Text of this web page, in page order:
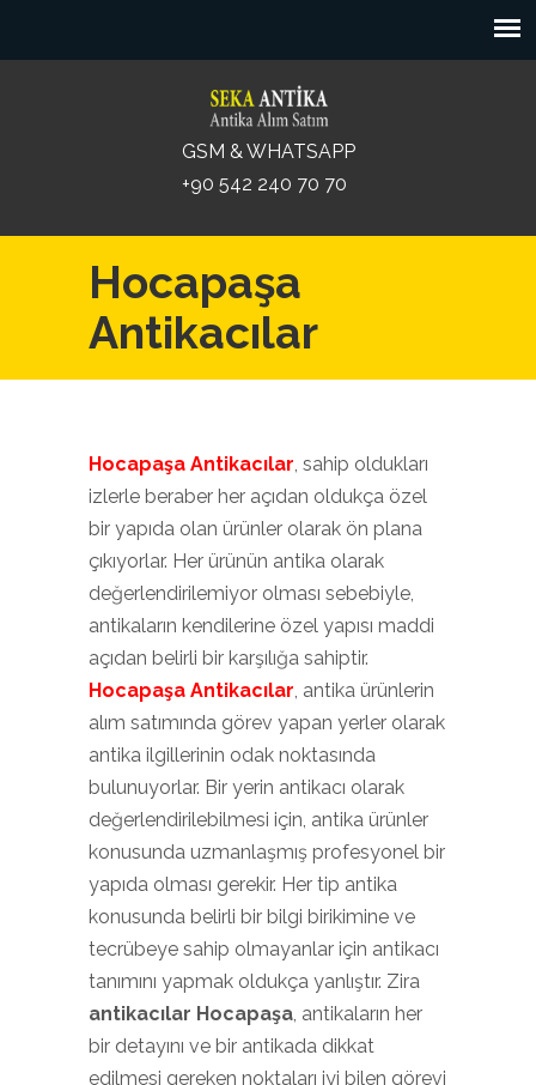
GSM & WHATSAPP
+90 542 240 70 70
Hocapaşa
Antikacılar
Hocapaşa Antikacılar, sahip oldukları
izlerle beraber her açıdan oldukça özel
bir yapıda olan ürünler olarak ön plana
çıkıyorlar. Her ürünün antika olarak
değerlendirilemiyor olması sebebiyle,
antikaların kendilerine özel yapısı maddi
açıdan belirli bir karşılığa sahiptir.
Hocapaşa Antikacılar, antika ürünlerin
alım satımında görev yapan yerler olarak
antika ilgillerinin odak noktasında
bulunuyorlar. Bir yerin antikacı olarak
değerlendirilebilmesi için, antika ürünler
konusunda uzmanlaşmış profesyonel bir
yapıda olması gerekir. Her tip antika
konusunda belirli bir bilgi birikimine ve
tecrübeye sahip olmayanlar için antikacı
tanımını yapmak oldukça yanlıştır. Zira
antikacılar Hocapaşa, antikaların her
bir detayını ve bir antikada dikkat
edilmesi gereken noktaları iyi bilen görevi